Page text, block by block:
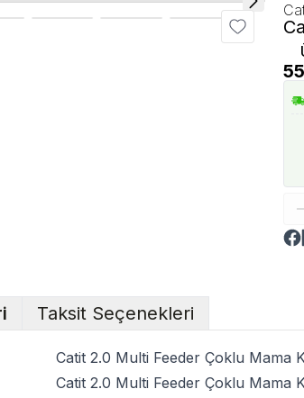
Taksit Seçenekleri
Catit 2.0 Multi Feeder Çoklu Mama
Catit 2.0 Multi Feeder Çoklu Mama